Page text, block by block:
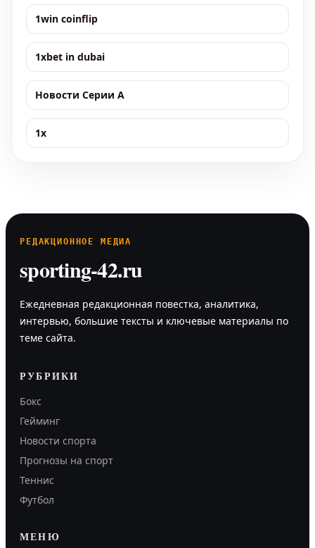
1win coinflip
1xbet in dubai
Новости Серии А
1x
РЕДАКЦИОННОЕ МЕДИА
sporting-42.ru
Ежедневная редакционная повестка, аналитика,
интервью, большие тексты и ключевые материалы по
теме сайта.
РУБРИКИ
Бокс
Гейминг
Новости спорта
Прогнозы на спорт
Теннис
Футбол
МЕНЮ